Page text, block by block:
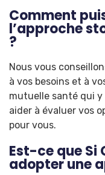
Comment
l’approche
?
Nous vous
à vos besoins et à
mutuelle santé qui y
aider à évaluer vos
pour vous.
Est-ce que Si
adopter une